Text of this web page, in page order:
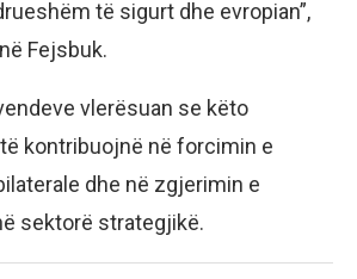
të sigurt dhe evropian”,
Fejsbuk.
vlerësuan se këto
kontribuojnë në forcimin e
dhe në zgjerimin e
sektorë strategjikë.